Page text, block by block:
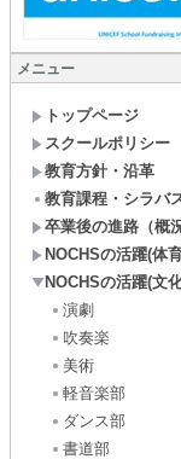
メニュー
トップページ
スクールポリシー
教育方針・沿革
教育課程・シラバ
卒業後の進路（概況
NOCHSの活躍(体
NOCHSの活躍(文化
演劇
吹奏楽
美術
軽音楽部
ダンス部
書道部